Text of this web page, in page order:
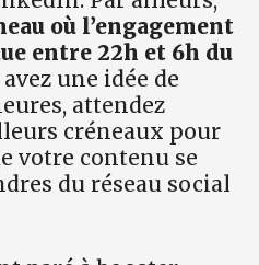
où l’engagement
entre 22h et 6h du
une idée de
attendez
créneaux pour
votre contenu se
du réseau social